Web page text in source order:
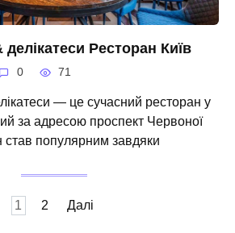
Ресторан Київ
0 71
— це сучасний ресторан у
за адресою проспект Червоної
став популярним завдяки
1 2 Далі